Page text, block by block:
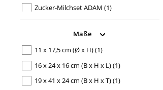
Zucker-Milchset ADAM (1)
Zuckerdosierer BOB(1)
Maße
11 x 17,5 cm (Ø x H)(1)
16 x 24 x 16 cm (B x H x L)(1)
19 x 41 x 24 cm (B x H x T)(1)